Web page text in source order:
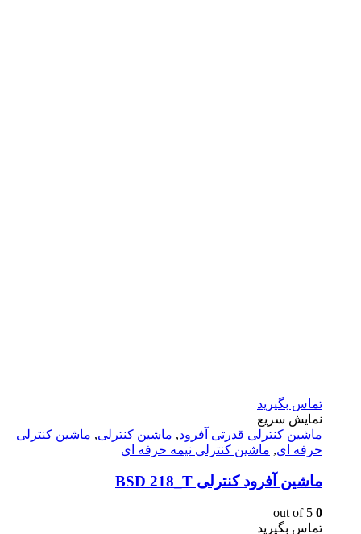
تماس بگیرید
نمایش سریع
ماشين كنترلى قدرتى آفرود, ماشین کنترلی, ماشین کنترلی
حرفه ای, ماشین کنترلی نیمه حرفه ای
ماشین آفرود کنترلی BSD 218_T
0
تماس بگیرید